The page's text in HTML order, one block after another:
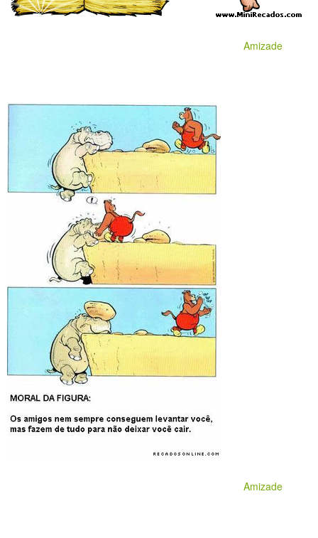
Amizade
Amizade